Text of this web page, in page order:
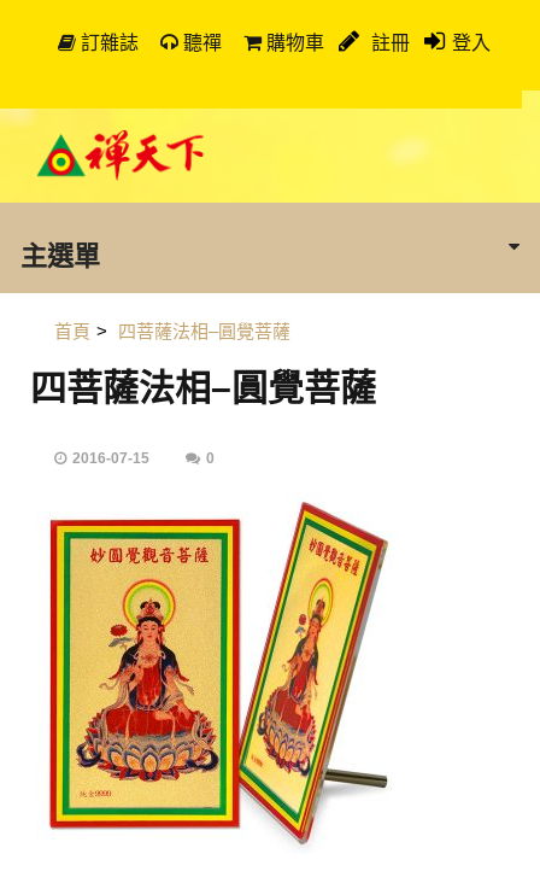
訂雜誌 聽禪 購物車 註冊 登入
主選單
首頁 > 四菩薩法相–圓覺菩薩
四菩薩法相–圓覺菩薩
2016-07-15 0